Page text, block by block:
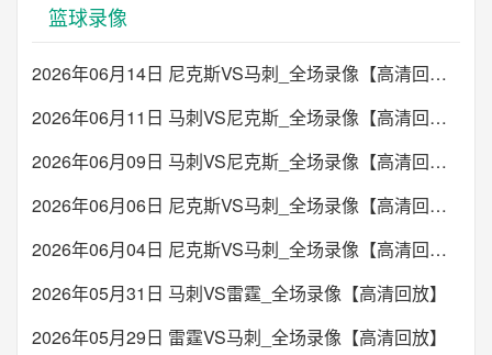
篮球录像
2026年06月14日 尼克斯VS马刺_全场录像【高清回放】
2026年06月11日 马刺VS尼克斯_全场录像【高清回放】
2026年06月09日 马刺VS尼克斯_全场录像【高清回放】
2026年06月06日 尼克斯VS马刺_全场录像【高清回放】
2026年06月04日 尼克斯VS马刺_全场录像【高清回放】
2026年05月31日 马刺VS雷霆_全场录像【高清回放】
2026年05月29日 雷霆VS马刺_全场录像【高清回放】